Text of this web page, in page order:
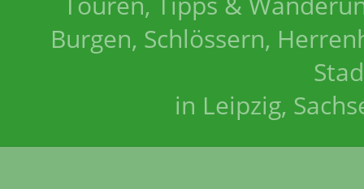
Burgen, Schlössern,
in Leipzig,